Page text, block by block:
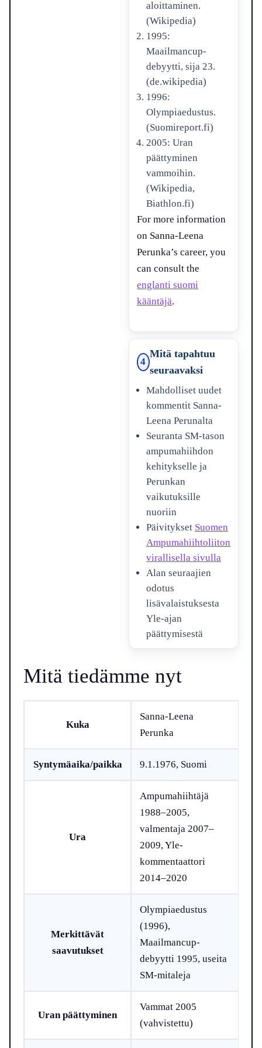
aloittaminen.
(Wikipedia)
1995:
Maailmancup-
debyytti, sija 23.
(de.wikipedia)
1996:
Olympiaedustus.
(Suomireport.fi)
2005: Uran
päättyminen
vammoihin.
(Wikipedia,
Biathlon.fi)
For more information
on Sanna-Leena
Perunka’s career, you
can consult the
englanti suomi
kääntäjä.
4
Mitä tapahtuu
seuraavaksi
Mahdolliset uudet
kommentit Sanna-
Leena Perunalta
Seuranta SM-tason
ampumahiihdon
kehitykselle ja
Perunkan
vaikutuksille
nuoriin
Päivitykset Suomen
Ampumahiihtoliiton
virallisella sivulla
Alan seuraajien
odotus
lisävalaistuksesta
Yle-ajan
päättymisestä
Mitä tiedämme nyt
Kuka
Sanna-Leena
Perunka
Syntymäaika/paikka 9.1.1976, Suomi
Ura
Ampumahiihtäjä
1988–2005,
valmentaja 2007–
2009, Yle-
kommentaattori
2014–2020
Merkittävät
saavutukset
Olympiaedustus
(1996),
Maailmancup-
debyytti 1995, useita
SM-mitaleja
Uran päättyminen
Vammat 2005
(vahvistettu)